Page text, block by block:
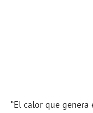
“El calor que